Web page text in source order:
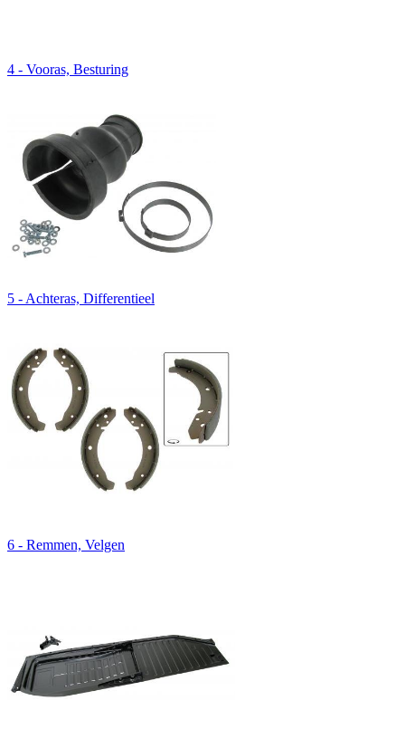
4 - Vooras, Besturing
5 - Achteras, Differentieel
6 - Remmen, Velgen